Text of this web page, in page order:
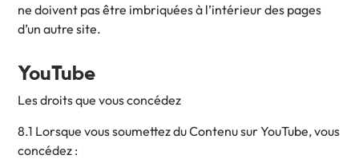
ne doivent pas être imbriquées à l’intérieur des pages
d’un autre site.
YouTube
Les droits que vous concédez
8.1 Lorsque vous soumettez du Contenu sur YouTube, vous
concédez :